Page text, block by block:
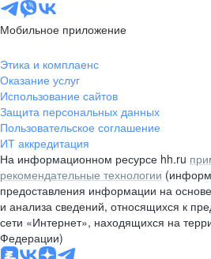
Мобильное приложение
Этика и комплаенс
Оказание услуг
Использование сайтов
Защита персональных данных
Пользовательское соглашение
ИТ аккредитация
На информационном ресурсе hh.ru
рекомендательные технологии
предоставления информации на
и анализа сведений, относящихся к
сети «Интернет», находящихся на
Федерации)